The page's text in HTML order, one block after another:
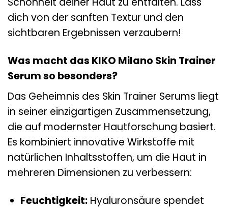
dich von der sanften Textur und den
sichtbaren Ergebnissen verzaubern!
Was macht das KIKO Milano Skin Trainer
Serum so besonders?
Das Geheimnis des Skin Trainer Serums liegt
in seiner einzigartigen Zusammensetzung,
die auf modernster Hautforschung basiert.
Es kombiniert innovative Wirkstoffe mit
natürlichen Inhaltsstoffen, um die Haut in
mehreren Dimensionen zu verbessern:
Feuchtigkeit:Hyaluronsäure spendet